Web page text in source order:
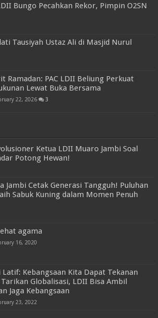
Bungo Pecahkan Rekor, Pimpin O2SN
Tausiyah Ustaz Ali di Masjid Nurul
Ramadan: PAC LDII Beliung Perkuat
Lewat Buka Bersama
22, 2026 3
Ketua LDII Muaro Jambi Soal
Potong Hewan!
Jambi Cetak Generasi Tangguh! Puluhan
Sabuk Kuning dalam Momen Penuh
agama
16, 2020
Latif: Kebangsaan Kita Dapat Tekanan
Globalisasi, LDII Bisa Ambil
Jaga Kebangsaan
23, 2022